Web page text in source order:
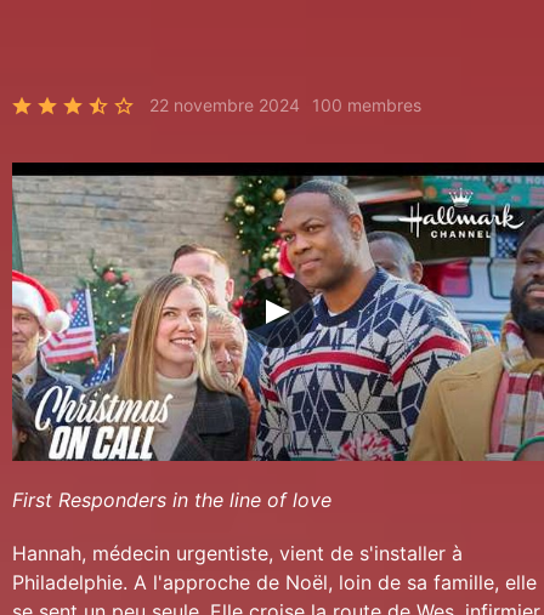
22 novembre 2024 100 membres
First Responders in the line of love
Hannah, médecin urgentiste, vient de s'installer à
Philadelphie. A l'approche de Noël, loin de sa famille, elle